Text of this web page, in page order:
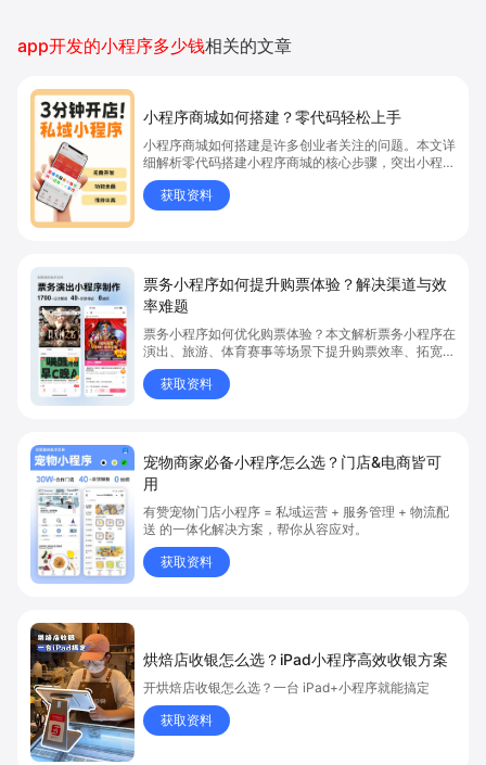
app开发的小程序多少钱相关的文章
小程序商城如何搭建？零代码轻松上手
小程序商城如何搭建是许多创业者关注的问题。本文详
细解析零代码搭建小程序商城的核心步骤，突出小程序
商城、商城搭建与零代码开店优势，帮助你轻松实现商
品上架、全渠道销售及高效会员运营，快速开启线上卖
货新模式。点击获取详细操作指南！
获取资料
票务小程序如何提升购票体验？解决渠道与效
率难题
票务小程序如何优化购票体验？本文解析票务小程序在
演出、旅游、体育赛事等场景下提升购票效率、拓宽销
售渠道、实现会员精准营销的具体方式。关键词包括
“票务小程序”、“购票体验”、“购票效率”。
获取资料
宠物商家必备小程序怎么选？门店&电商皆可
用
有赞宠物门店小程序 = 私域运营 + 服务管理 + 物流配
送 的一体化解决方案，帮你从容应对。
获取资料
烘焙店收银怎么选？iPad小程序高效收银方案
开烘焙店收银怎么选？一台 iPad+小程序就能搞定
获取资料